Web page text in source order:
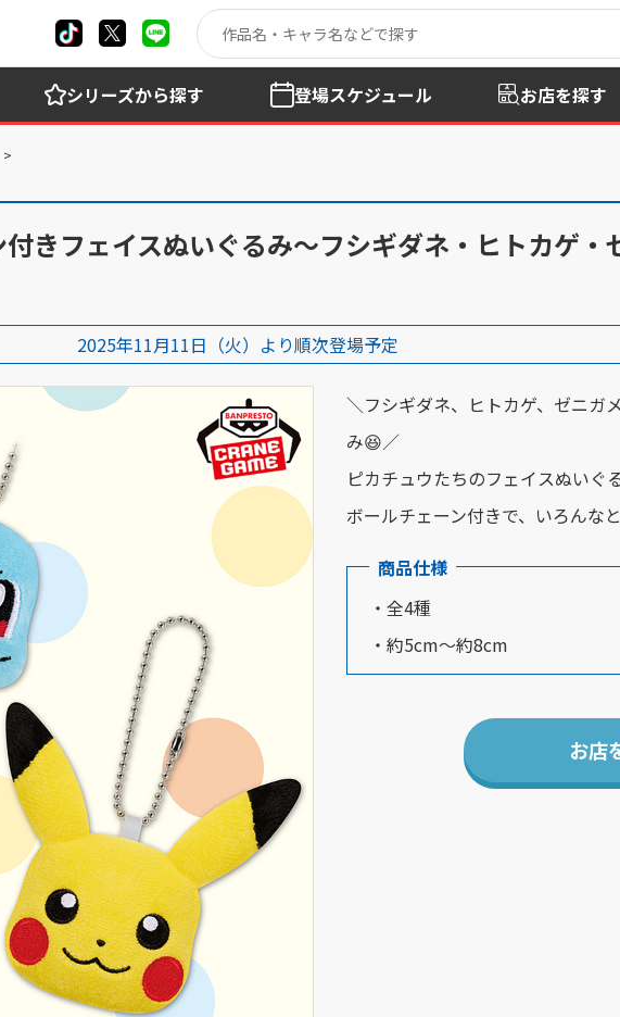
シリーズから探す 登場スケジュール お店を探す
きフェイスぬいぐるみ～フシギダネ・ヒトカゲ・
2025年11月11日（火）より順次登場予定
＼フシギダネ、ヒトカゲ、ゼニガ
み😆／
ピカチュウたちのフェイスぬい
ボールチェーン付きで、いろんな
商品仕様
・全4種
・約5cm～約8cm
お店